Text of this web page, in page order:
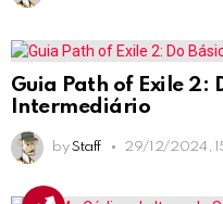
Guia Path of Exile 2:
Intermediário
by Staff 29/12/2024,